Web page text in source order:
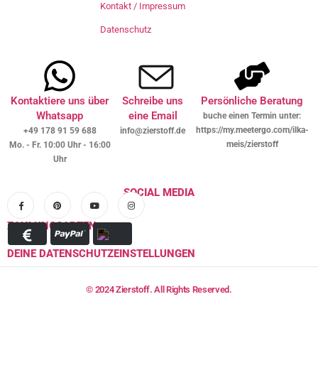
Kontakt / Impressum
Datenschutz
Kontaktiere uns über
Whatsapp
+49 178 91 59 688
Mo. - Fr. 10:00 Uhr - 16:00
Uhr
Schreibe uns
eine Email
info@zierstoff.de
Persönliche Beratung
buche einen Termin unter:
https://my.meetergo.com/ilka-
meis/zierstoff
SOCIAL MEDIA
ZAHLUNGSARTEN
DEINE DATENSCHUTZEINSTELLUNGEN
© 2024 Zierstoff. All Rights Reserved.